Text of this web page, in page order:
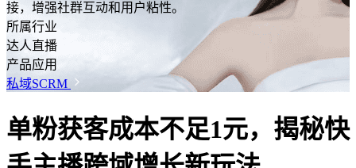
接，增强社群互动和用户粘性。
所属行业
达人直播
产品应用
私域SCRM
单粉获客成本不足1元，揭秘快